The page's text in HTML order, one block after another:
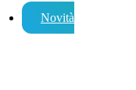
Novità